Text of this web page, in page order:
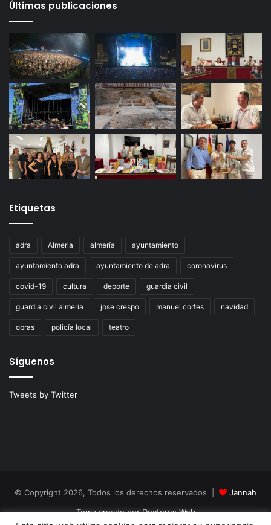
Últimas publicaciones
Etiquetas
adra Almeria almería ayuntamiento
ayuntamiento adra ayuntamiento de adra coronavirus
covid-19 cultura deporte guardia civil
guardia civil almeria jose crespo manuel cortes navidad
obras policía local teatro
Síguenos
Tweets by Twitter
© Copyright 2026, Todos los derechos reservados |
Jannah
Tema creado por Doctores Web